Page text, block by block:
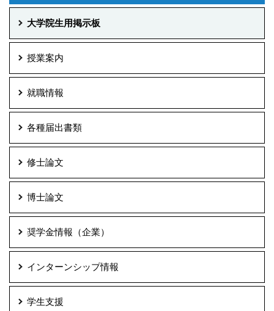
大学院生用掲示板
授業案内
就職情報
各種届出書類
修士論文
博士論文
奨学金情報（企業）
インターンシップ情報
学生支援